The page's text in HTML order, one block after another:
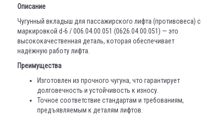
Описание
Чугунный вкладыш для пассажирского лифта (противовеса) с
маркировкой d-6 / 006.04.00.051 (0626.04.00.051) — это
высококачественная деталь, которая обеспечивает
надёжную работу лифта.
Преимущества
Изготовлен из прочного чугуна, что гарантирует
долговечность и устойчивость к износу.
Точное соответствие стандартам и требованиям,
предъявляемым к деталям лифтов.